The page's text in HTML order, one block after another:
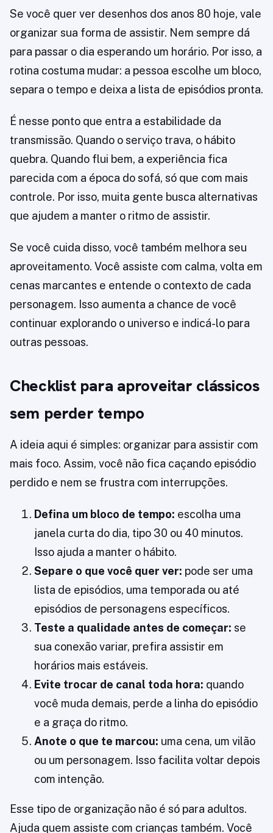
Se você quer ver desenhos dos anos 80 hoje, vale
organizar sua forma de assistir. Nem sempre dá
para passar o dia esperando um horário. Por isso, a
rotina costuma mudar: a pessoa escolhe um bloco,
separa o tempo e deixa a lista de episódios pronta.
É nesse ponto que entra a estabilidade da
transmissão. Quando o serviço trava, o hábito
quebra. Quando flui bem, a experiência fica
parecida com a época do sofá, só que com mais
controle. Por isso, muita gente busca alternativas
que ajudem a manter o ritmo de assistir.
Se você cuida disso, você também melhora seu
aproveitamento. Você assiste com calma, volta em
cenas marcantes e entende o contexto de cada
personagem. Isso aumenta a chance de você
continuar explorando o universo e indicá-lo para
outras pessoas.
Checklist para aproveitar clássicos
sem perder tempo
A ideia aqui é simples: organizar para assistir com
mais foco. Assim, você não fica caçando episódio
perdido e nem se frustra com interrupções.
Defina um bloco de tempo: escolha uma
janela curta do dia, tipo 30 ou 40 minutos.
Isso ajuda a manter o hábito.
Separe o que você quer ver: pode ser uma
lista de episódios, uma temporada ou até
episódios de personagens específicos.
Teste a qualidade antes de começar: se
sua conexão variar, prefira assistir em
horários mais estáveis.
Evite trocar de canal toda hora: quando
você muda demais, perde a linha do episódio
e a graça do ritmo.
Anote o que te marcou: uma cena, um vilão
ou um personagem. Isso facilita voltar depois
com intenção.
Esse tipo de organização não é só para adultos.
Ajuda quem assiste com crianças também. Você